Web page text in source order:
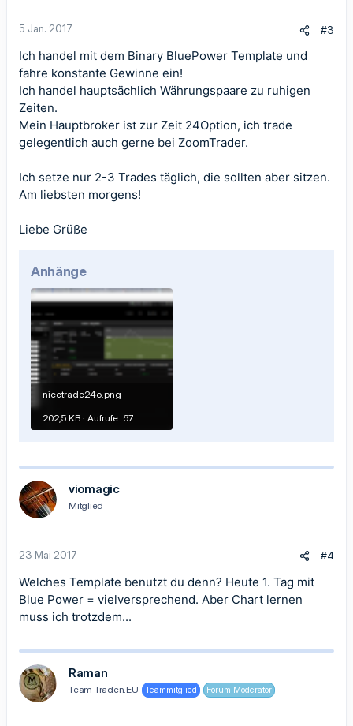
5 Jan. 2017 #3
Ich handel mit dem Binary BluePower Template und
fahre konstante Gewinne ein!
Ich handel hauptsächlich Währungspaare zu ruhigen
Zeiten.
Mein Hauptbroker ist zur Zeit 24Option, ich trade
gelegentlich auch gerne bei ZoomTrader.
Ich setze nur 2-3 Trades täglich, die sollten aber sitzen.
Am liebsten morgens!
Liebe Grüße
Anhänge
nicetrade24o.png
202,5 KB · Aufrufe: 67
viomagic
Mitglied
23 Mai 2017 #4
Welches Template benutzt du denn? Heute 1. Tag mit
Blue Power = vielversprechend. Aber Chart lernen
muss ich trotzdem...
Raman
Team Traden.EU Teammitglied Forum Moderator